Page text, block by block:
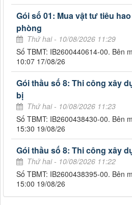
Gói số 01: Mua vật tư tiêu
phòng
Thứ hai - 10/08/2026 11:29
Số TBMT: IB2600440614-00. Bên
10:07 17/08/26
Gói thầu số 8: Thi công xây
bị
Thứ hai - 10/08/2026 11:23
Số TBMT: IB2600438430-00. Bên
15:30 19/08/26
Gói thầu số 8: Thi công xây
Thứ hai - 10/08/2026 11:22
Số TBMT: IB2600438395-00. Bên
15:00 19/08/26